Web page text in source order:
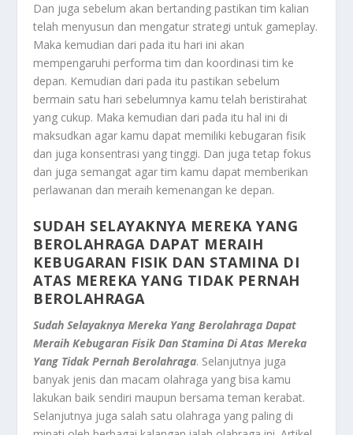
Dan juga sebelum akan bertanding pastikan tim kalian
telah menyusun dan mengatur strategi untuk gameplay.
Maka kemudian dari pada itu hari ini akan
mempengaruhi performa tim dan koordinasi tim ke
depan. Kemudian dari pada itu pastikan sebelum
bermain satu hari sebelumnya kamu telah beristirahat
yang cukup. Maka kemudian dari pada itu hal ini di
maksudkan agar kamu dapat memiliki kebugaran fisik
dan juga konsentrasi yang tinggi. Dan juga tetap fokus
dan juga semangat agar tim kamu dapat memberikan
perlawanan dan meraih kemenangan ke depan.
SUDAH SELAYAKNYA MEREKA YANG
BEROLAHRAGA DAPAT MERAIH
KEBUGARAN FISIK DAN STAMINA DI
ATAS MEREKA YANG TIDAK PERNAH
BEROLAHRAGA
Sudah Selayaknya Mereka Yang Berolahraga Dapat
Meraih Kebugaran Fisik Dan Stamina Di Atas Mereka
Yang Tidak Pernah Berolahraga. Selanjutnya juga
banyak jenis dan macam olahraga yang bisa kamu
lakukan baik sendiri maupun bersama teman kerabat.
Selanjutnya juga salah satu olahraga yang paling di